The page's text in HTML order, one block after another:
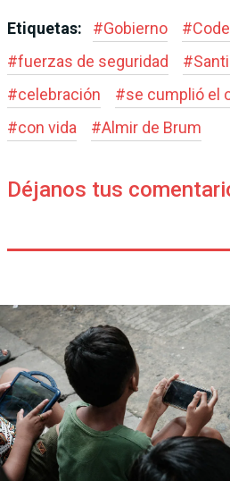
Etiquetas: #Gobierno #
#fuerzas de seguridad #
#celebración #se cumplió el
#con vida #Almir de Brum
Déjanos tus